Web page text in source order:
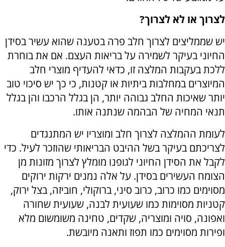
לצרוך או לא לצרוך?
יש שממליצים לצרוך חלב פרה בטענה שהוא עשיר בסידן
החיוני בעיקר לשמירה על בריאות העצם. אם את בוחרת
ללכת בעקבות המלצה זו, כדאי להעדיף מוצרי חלב
המיוצרים במחלבות ביתיות או קטנות, כי כך יש סיכוי טוב
יותר שאיכות החלב גבוהה יותר, הן בגלל הרכבו והן בגלל
תנאי המחיה של הבהמה שנתנה אותו.
לעומת ההמלצה לצרוך חלב ומוצריו יש המתנגדים
לצריכתם בעיקר בשל ההיבט הבריאותי שהוזכר לעיל. כדי
לקבל את הסידן החיוני לגופנו מומלץ לצרוך מזונות מן
הצומח העשירים בסידן. על אלה נמנים ירקות ירוקים
מסוימים כמו כרוב, כרוב סיני, ברוקולי, חוביזה, בצל ירוק,
קטניות מסוימות כמו שעועית לבנה, שעועית שחורה
ואפונה, סויה ומוצריה, שקדים, טחינה משומשום מלא
ופירות מסוימים כמו תפוז ותאנה מיובשת.